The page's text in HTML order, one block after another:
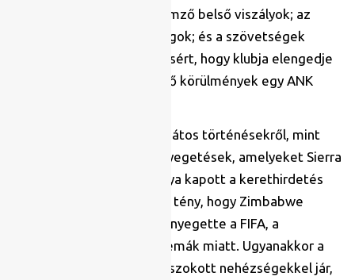
országokat általában jellemző belső viszályok; az
infrastrukturális hiányosságok; és a szövetségek
küzdelmei egy-egy játékosért, hogy klubja elengedje
őt a tornára, mind nehezítő körülmények egy ANK
Nem beszélve az olyan sajátos történésekről, mint
például azok a halálos fenyegetések, amelyeket Sierra
Leone szövetségi kapitánya kapott a kerethirdetés
előtti napokban; vagy az a tény, hogy Zimbabwe
válogatottját eltiltással fenyegette a FIFA, a
szövetséget övező problémák miatt. Ugyanakkor a
koronavírus kevésbé megszokott nehézségekkel jár,